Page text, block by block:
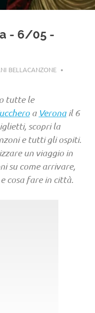
- 6/05 -
BELLACANZONE
tutte le
a Veronail 6
scopri la
e tutti gli ospiti.
un viaggio in
su come arrivare,
cosa fare in città.